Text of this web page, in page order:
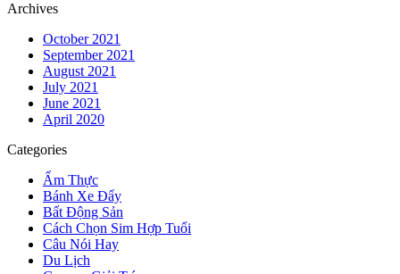
Archives
October 2021
September 2021
August 2021
July 2021
June 2021
April 2020
Categories
Ẩm Thực
Bánh Xe Đẩy
Bất Động Sản
Cách Chọn Sim Hợp Tuổi
Câu Nói Hay
Du Lịch